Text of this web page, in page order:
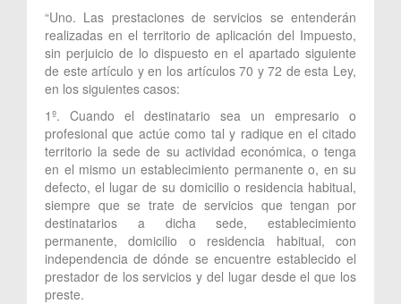
“Uno. Las prestaciones de servicios se entenderán
realizadas en el territorio de aplicación del Impuesto,
sin perjuicio de lo dispuesto en el apartado siguiente
de este artículo y en los artículos 70 y 72 de esta Ley,
en los siguientes casos:
1º. Cuando el destinatario sea un empresario o
profesional que actúe como tal y radique en el citado
territorio la sede de su actividad económica, o tenga
en el mismo un establecimiento permanente o, en su
defecto, el lugar de su domicilio o residencia habitual,
siempre que se trate de servicios que tengan por
destinatarios a dicha sede, establecimiento
permanente, domicilio o residencia habitual, con
independencia de dónde se encuentre establecido el
prestador de los servicios y del lugar desde el que los
preste.